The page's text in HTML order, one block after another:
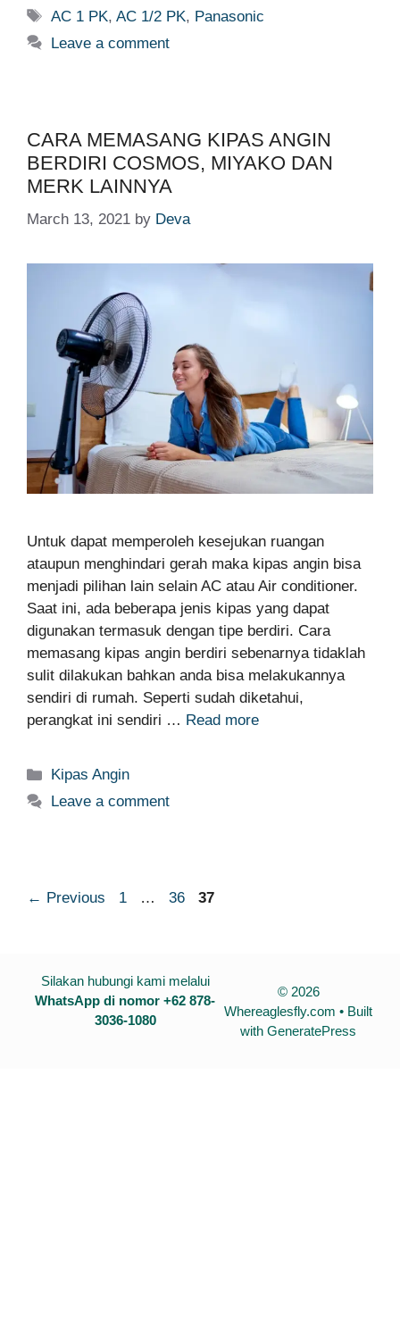
Tags
AC 1 PK,AC 1/2 PK, Panasonic
Leave a comment
CARA MEMASANG KIPAS ANGIN
BERDIRI COSMOS, MIYAKO DAN
MERK LAINNYA
March 13, 2021 by Deva
Untuk dapat memperoleh kesejukan ruangan
ataupun menghindari gerah maka kipas angin bisa
menjadi pilihan lain selain AC atau Air conditioner.
Saat ini, ada beberapa jenis kipas yang dapat
digunakan termasuk dengan tipe berdiri. Cara
memasang kipas angin berdiri sebenarnya tidaklah
sulit dilakukan bahkan anda bisa melakukannya
sendiri di rumah. Seperti sudah diketahui,
perangkat ini sendiri … Read more
Categories
Kipas Angin
Leave a comment
← Previous Page
1 … Page
36 Page
37
Silakan hubungi kami melalui
WhatsApp di nomor +62 878-
3036-1080
© 2026
Whereaglesfly.com • Built
withGeneratePress